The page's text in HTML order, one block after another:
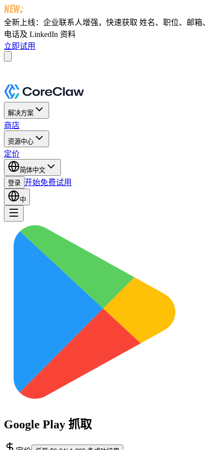
全新上线：企业联系人增强，快速获取 姓名、职位、邮箱、
电话及 LinkedIn 资料
立即试用
解决方案
商店
资源中心
定价
简体中文
登录 开始免费试用
中
Google Play 抓取